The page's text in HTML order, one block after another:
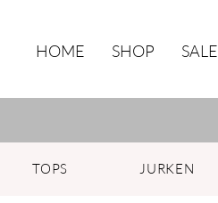
HOME SHOP SALE
TOPS JURKEN